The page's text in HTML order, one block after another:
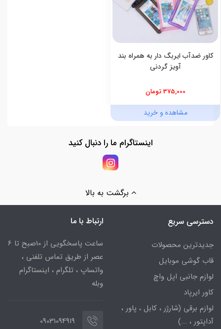
کاور ضدآب ایربگ دار به همراه بند
آویز گردنی
375,000 تومان
مشاهده و خرید
اینستاگرام ما را دنبال کنید
برگشت به بالا
دسترسی سریع
جدیدترین محصولات
قاب گوشی موبایل
لوازم جانبی اپل واچ
کاور ایرپاد
لوازم برقی (شارژر ، کابل ، پاور ،
آداپتور ، ...)
ارتباط با ما
ساعت پاسخگویی از 10صبح تا 6
عصر از طریق تماس تلفنی ،
واتساپ ، تلگرام ، اینستاگرام
وبله
09031094919